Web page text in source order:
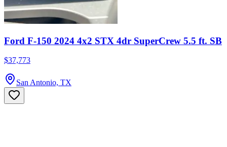
Ford F-150 2024 4x2 STX 4dr SuperCrew 5.5 ft. SB
$37,773
San Antonio, TX